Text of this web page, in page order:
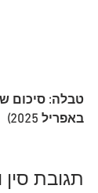
באפריל 2025)
תגובת